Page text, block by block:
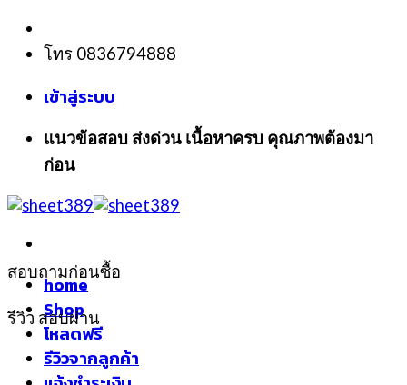
Skip
content
โทร 0836794888
เข้าสู่ระบบ
แนวข้อสอบ ส่งด่วน เนื้อหาครบ คุณภาพต้องมา
ก่อน
home
Shop
โหลดฟรี
รีวิวจากลูกค้า
สอบถามก่อนซื้อ
รีวิว สอบผ่าน